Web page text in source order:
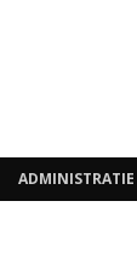
ADMINISTRATIE